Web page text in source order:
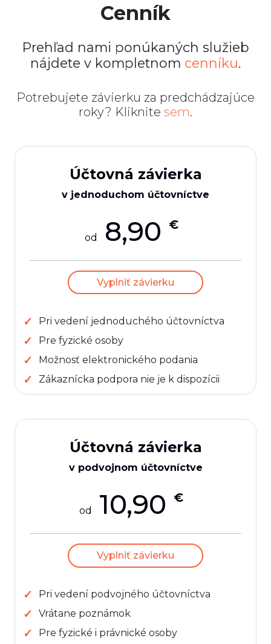
Cenník
Prehľad nami ponúkaných služieb
nájdete v kompletnom cenníku.
Potrebujete závierku za predchádzajúce
roky? Kliknite sem.
Účtovná závierka
v jednoduchom účtovníctve
od 8,90 €
Vyplniť závierku
Pri vedení jednoduchého účtovníctva
Pre fyzické osoby
Možnosť elektronického podania
Zákaznícka podpora nie je k dispozícii
Účtovná závierka
v podvojnom účtovníctve
od 10,90 €
Vyplniť závierku
Pri vedení podvojného účtovníctva
Vrátane poznámok
Pre fyzické i právnické osoby